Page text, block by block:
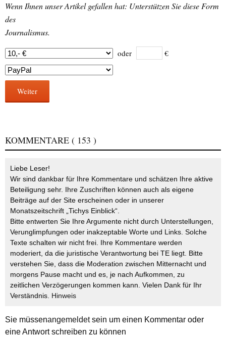
Wenn Ihnen unser Artikel gefallen hat: Unterstützen Sie diese Form
des
Journalismus.
oder €
Weiter
KOMMENTARE ( 153 )
Liebe Leser!
Wir sind dankbar für Ihre Kommentare und schätzen Ihre aktive
Beteiligung sehr. Ihre Zuschriften können auch als eigene
Beiträge auf der Site erscheinen oder in unserer
Monatszeitschrift „Tichys Einblick“.
Bitte entwerten Sie Ihre Argumente nicht durch Unterstellungen,
Verunglimpfungen oder inakzeptable Worte und Links. Solche
Texte schalten wir nicht frei. Ihre Kommentare werden
moderiert, da die juristische Verantwortung bei TE liegt. Bitte
verstehen Sie, dass die Moderation zwischen Mitternacht und
morgens Pause macht und es, je nach Aufkommen, zu
zeitlichen Verzögerungen kommen kann. Vielen Dank für Ihr
Verständnis. Hinweis
Sie müssenangemeldetsein um einen Kommentar oder
eine Antwort schreiben zu können